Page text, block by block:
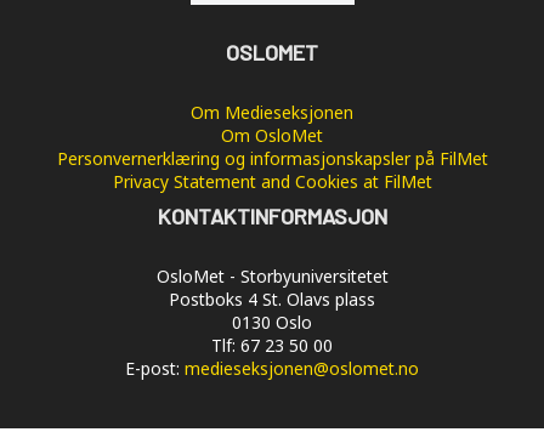
OSLOMET
Om Medieseksjonen
Om OsloMet
Personvernerklæring og informasjonskapsler på FilMet
Privacy Statement and Cookies at FilMet
KONTAKTINFORMASJON
OsloMet - Storbyuniversitetet
Postboks 4 St. Olavs plass
0130 Oslo
Tlf: 67 23 50 00
E-post: medieseksjonen@oslomet.no